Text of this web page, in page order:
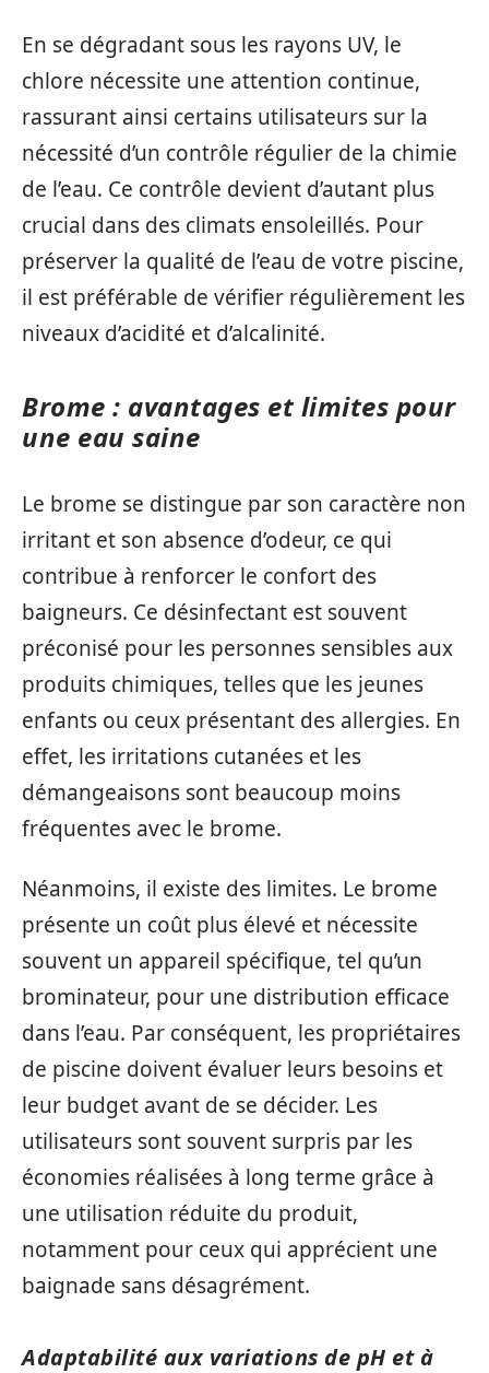
En se dégradant sous les rayons UV, le
chlore nécessite une attention continue,
rassurant ainsi certains utilisateurs sur la
nécessité d’un contrôle régulier de la chimie
de l’eau. Ce contrôle devient d’autant plus
crucial dans des climats ensoleillés. Pour
préserver la qualité de l’eau de votre piscine,
il est préférable de vérifier régulièrement les
niveaux d’acidité et d’alcalinité.
Brome : avantages et limites pour
une eau saine
Le brome se distingue par son caractère non
irritant et son absence d’odeur, ce qui
contribue à renforcer le confort des
baigneurs. Ce désinfectant est souvent
préconisé pour les personnes sensibles aux
produits chimiques, telles que les jeunes
enfants ou ceux présentant des allergies. En
effet, les irritations cutanées et les
démangeaisons sont beaucoup moins
fréquentes avec le brome.
Néanmoins, il existe des limites. Le brome
présente un coût plus élevé et nécessite
souvent un appareil spécifique, tel qu’un
brominateur, pour une distribution efficace
dans l’eau. Par conséquent, les propriétaires
de piscine doivent évaluer leurs besoins et
leur budget avant de se décider. Les
utilisateurs sont souvent surpris par les
économies réalisées à long terme grâce à
une utilisation réduite du produit,
notamment pour ceux qui apprécient une
baignade sans désagrément.
Adaptabilité aux variations de pH et à